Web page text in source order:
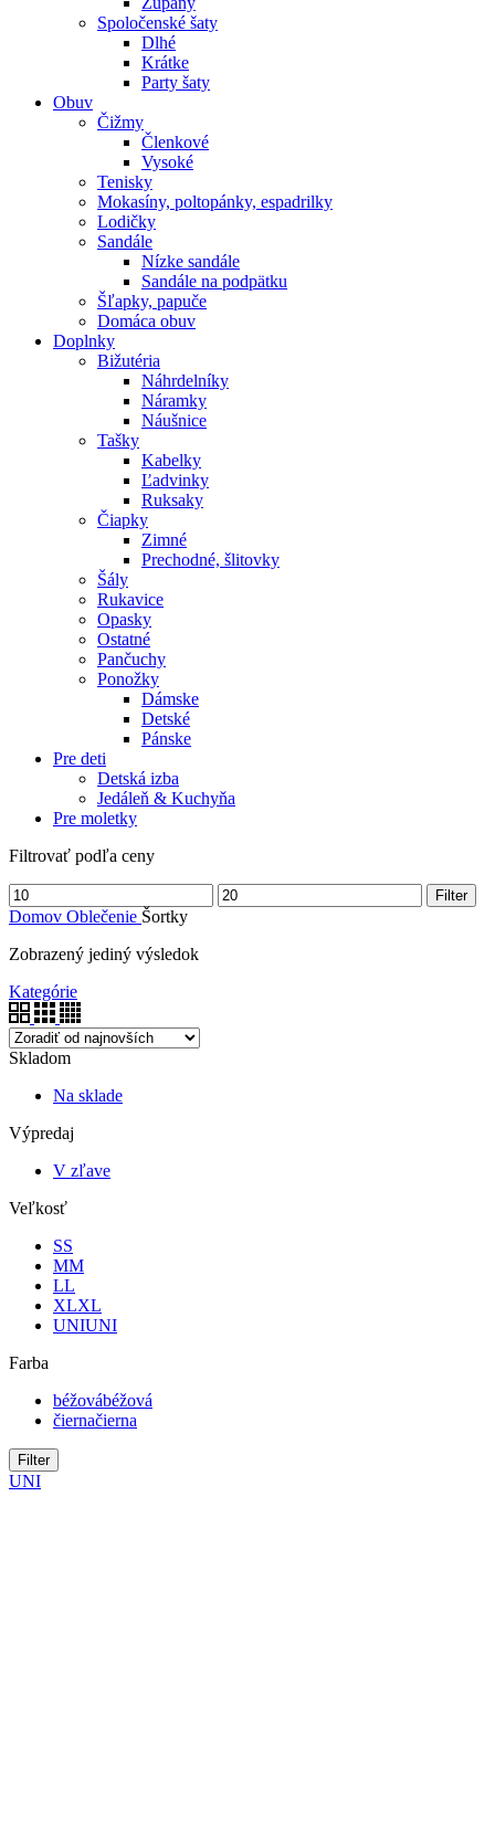
Spoločenské šaty
Dlhé
Krátke
Party šaty
Obuv
Čižmy
Členkové
Vysoké
Tenisky
Mokasíny, poltopánky, espadrilky
Lodičky
Sandále
Nízke sandále
Sandále na podpätku
Šľapky, papuče
Domáca obuv
Doplnky
Bižutéria
Náhrdelníky
Náramky
Náušnice
Tašky
Kabelky
Ľadvinky
Ruksaky
Čiapky
Zimné
Prechodné, šlitovky
Šály
Rukavice
Opasky
Ostatné
Pančuchy
Ponožky
Dámske
Detské
Pánske
Pre deti
Detská izba
Jedáleň & Kuchyňa
Pre moletky
Filtrovať podľa ceny
Filter
Domov Oblečenie Šortky
Zobrazený jediný výsledok
Kategórie
Skladom
Na sklade
Výpredaj
V zľave
Veľkosť
SS
MM
LL
XLXL
UNIUNI
Farba
béžovábéžová
čiernačierna
Filter
UNI